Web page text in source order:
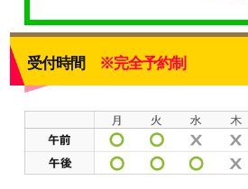
受付時間 ※完全予約制